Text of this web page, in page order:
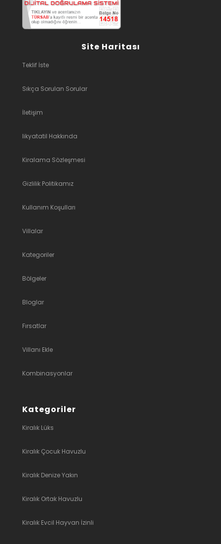
Site Haritası
Teklif İste
Sıkça Sorulan Sorular
İletişim
likyatatil Hakkında
Kiralama Sözleşmesi
Gizlilik Politikamız
Kullanım Koşulları
Villalar
Kategoriler
Bölgeler
Bloglar
Fırsatlar
Villanı Ekle
Kombinasyonlar
Kategoriler
Kiralık Lüks
Kiralık Çocuk Havuzlu
Kiralık Denize Yakın
Kiralık Ortak Havuzlu
Kiralık Evcil Hayvan İzinli